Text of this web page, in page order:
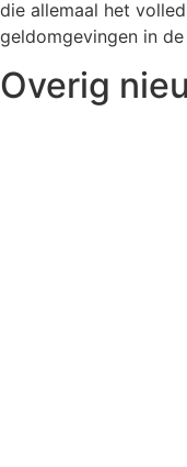
die allemaal het
geldomgevingen in
Overig